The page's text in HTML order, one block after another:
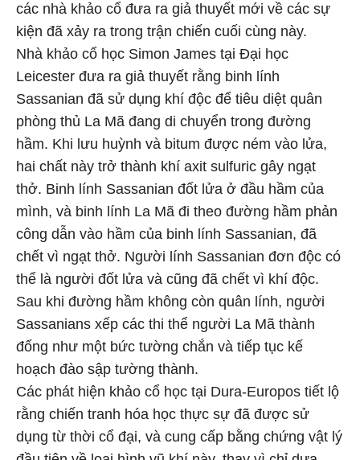
các nhà khảo cổ đưa ra giả thuyết mới về các sự
kiện đã xảy ra trong trận chiến cuối cùng này.
Nhà khảo cổ học Simon James tại Đại học
Leicester đưa ra giả thuyết rằng binh lính
Sassanian đã sử dụng khí độc để tiêu diệt quân
phòng thủ La Mã đang di chuyển trong đường
hầm. Khi lưu huỳnh và bitum được ném vào lửa,
hai chất này trở thành khí axit sulfuric gây ngạt
thở. Binh lính Sassanian đốt lửa ở đầu hầm của
mình, và binh lính La Mã đi theo đường hầm phản
công dẫn vào hầm của binh lính Sassanian, đã
chết vì ngạt thở. Người lính Sassanian đơn độc có
thể là người đốt lửa và cũng đã chết vì khí độc.
Sau khi đường hầm không còn quân lính, người
Sassanians xếp các thi thể người La Mã thành
đống như một bức tường chắn và tiếp tục kế
hoạch đào sập tường thành.
Các phát hiện khảo cổ học tại Dura-Europos tiết lộ
rằng chiến tranh hóa học thực sự đã được sử
dụng từ thời cổ đại, và cung cấp bằng chứng vật lý